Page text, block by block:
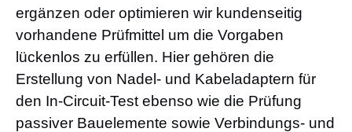
ergänzen oder optimieren wir kundenseitig
vorhandene Prüfmittel um die Vorgaben
lückenlos zu erfüllen. Hier gehören die
Erstellung von Nadel- und Kabeladaptern für
den In-Circuit-Test ebenso wie die Prüfung
passiver Bauelemente sowie Verbindungs- und